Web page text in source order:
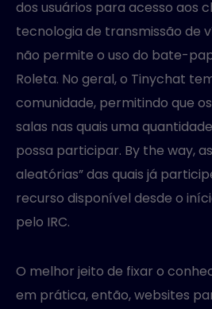
dos usuários para acesso aos
tecnologia de transmissão de
não permite o uso do bate-
Roleta. No geral, o Tinychat
comunidade, permitindo que
salas nas quais uma
possa participar. By the way,
aleatórias” das quais já
recurso disponível desde o
pelo IRC.
O melhor jeito de fixar o
em prática, então, websites